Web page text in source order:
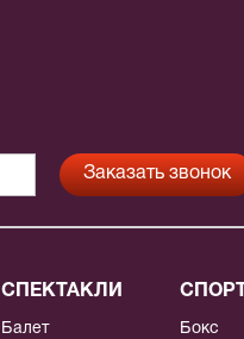
СПЕКТАКЛИ
Балет
СПОРТ
Бокс